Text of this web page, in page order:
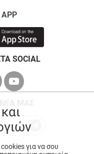
SOCIAL
για να σου